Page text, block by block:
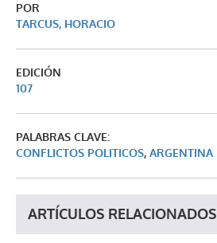
POR
TARCUS, HORACIO
EDICIÓN
107
PALABRAS CLAVE:
CONFLICTOS POLITICOS, ARGENTINA
ARTÍCULOS RELACIONADOS